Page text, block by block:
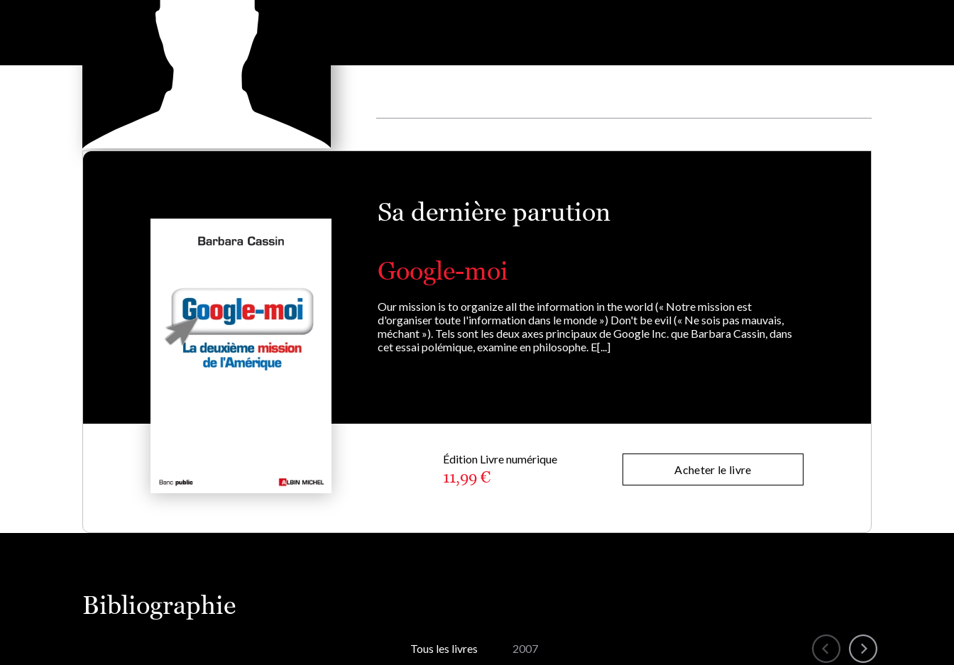
Sa dernière parution
Google-moi
Our mission is to organize all the information in the world (« Notre mission est
d'organiser toute l'information dans le monde ») Don't be evil (« Ne sois pas mauvais,
méchant »). Tels sont les deux axes principaux de Google Inc. que Barbara Cassin, dans
cet essai polémique, examine en philosophe. E[...]
Édition Livre numérique
11,99 € Acheter le livre
Bibliographie
Tous les livres 2007